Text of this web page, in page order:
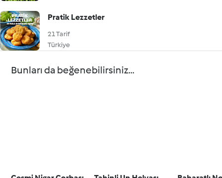
Pratik Lezzetler
21 Tarif
Türkiye
Bunları da beğenebilirsiniz...